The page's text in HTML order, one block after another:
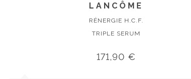
LANCÔME
RÉNERGIE H.C.F.
TRIPLE SERUM
171,90 €